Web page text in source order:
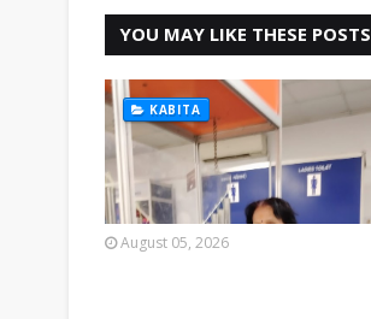
YOU MAY LIKE THESE POSTS
KABITA
August 05, 2026